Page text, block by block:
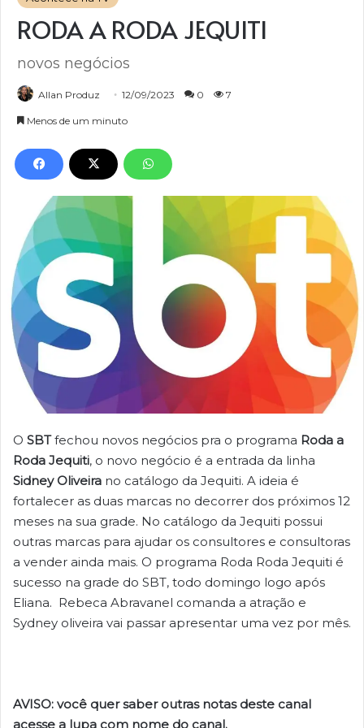
RODA A RODA JEQUITI
novos negócios
Allan Produz 12/09/2023 0 7
Menos de um minuto
O SBTfechou novos negócios pra o programa Roda a
Roda Jequiti, o novo negócio é a entrada da linha
Sidney Oliveira no catálogo da Jequiti. A ideia é
fortalecer as duas marcas no decorrer dos próximos 12
meses na sua grade. No catálogo da Jequiti possui
outras marcas para ajudar os consultores e consultoras
a vender ainda mais. O programa Roda Roda Jequiti é
sucesso na grade do SBT, todo domingo logo após
Eliana. Rebeca Abravanel comanda a atração e
Sydney oliveira vai passar apresentar uma vez por mês.
AVISO: você quer saber outras notas deste canal
acesse a lupa com nome do canal.